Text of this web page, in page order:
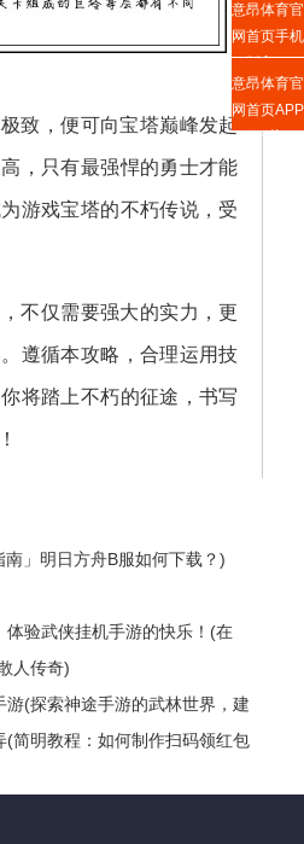
致，便可向宝塔巅峰发起
，只有最强悍的勇士才能
游戏宝塔的不朽传说，受
不仅需要强大的实力，更
遵循本攻略，合理运用技
将踏上不朽的征途，书写
」明日方舟B服如何下载？)
体验武侠挂机手游的快乐！(在
受武侠世界的奥秘！)
人传奇)
(探索神途手游的武林世界，建
简明教程：如何制作扫码领红包
意昂体育官
网首页手机
版入口
意昂体育官
网首页APP
下载